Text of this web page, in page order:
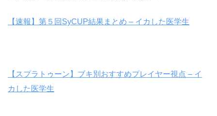
【速報】第５回SyCUP結果まとめ – イカした医学生
【スプラトゥーン】ブキ別おすすめプレイヤー視点 – イ
カした医学生